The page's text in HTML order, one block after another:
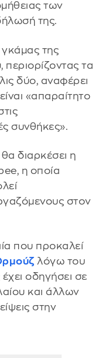
των
της.
της
περιορίζοντας τα
δύο, αναφέρει
«απαραίτητο
συνθήκες».
διαρκέσει η
η οποία
στον
που προκαλεί
λόγω του
οδηγήσει σε
και άλλων
στην